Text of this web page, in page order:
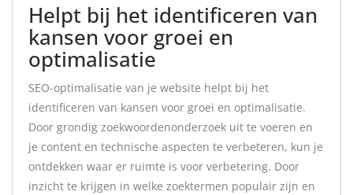
Helpt bij het identificeren van
kansen voor groei en
optimalisatie
SEO-optimalisatie van je website helpt bij het
identificeren van kansen voor groei en optimalisatie.
Door grondig zoekwoordenonderzoek uit te voeren en
je content en technische aspecten te verbeteren, kun je
ontdekken waar er ruimte is voor verbetering. Door
inzicht te krijgen in welke zoektermen populair zijn en